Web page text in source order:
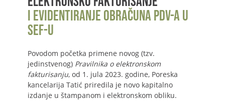
i evidentiranje obračuna PDV-a u
SEF-u
Povodom početka primene novog (tzv.
jedinstvenog) Pravilnika o elektronskom
fakturisanju, od 1. jula 2023. godine, Poreska
kancelarija Tatić priredila je novo kapitalno
izdanje u štampanom i elektronskom obliku.